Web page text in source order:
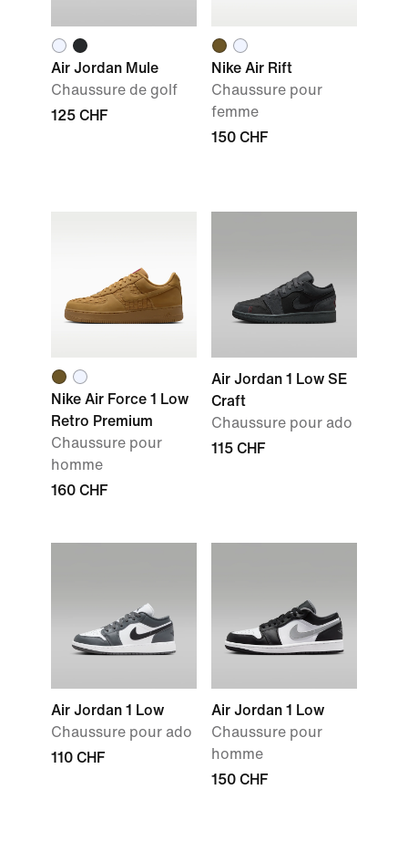
Air Jordan Mule
Chaussure de golf
125 CHF
Nike Air Rift
Chaussure pour
femme
150 CHF
Nike Air Force 1 Low
Retro Premium
Chaussure pour
homme
160 CHF
Air Jordan 1 Low SE
Craft
Chaussure pour ado
115 CHF
Air Jordan 1 Low
Chaussure pour ado
110 CHF
Air Jordan 1 Low
Chaussure pour
homme
150 CHF